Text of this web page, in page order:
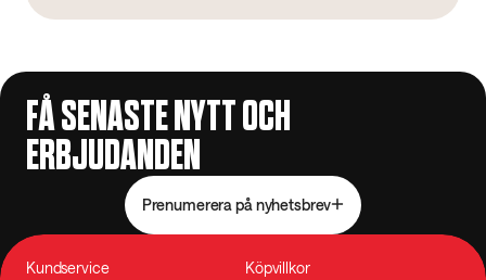
FÅ SENASTE NYTT OCH
ERBJUDANDEN
Prenumerera på nyhetsbrev
Kundservice
Köpvillkor